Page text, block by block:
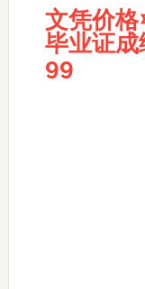
文凭价
毕业证
99